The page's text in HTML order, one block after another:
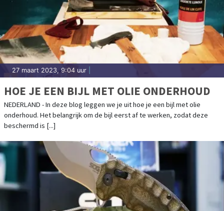
27 maart 2023, 9:04 uur
HOE JE EEN BIJL MET OLIE ONDERHOUD
NEDERLAND - In deze blog leggen we je uit hoe je een bijl met olie
onderhoud. Het belangrijk om de bijl eerst af te werken, zodat deze
beschermd is [...]